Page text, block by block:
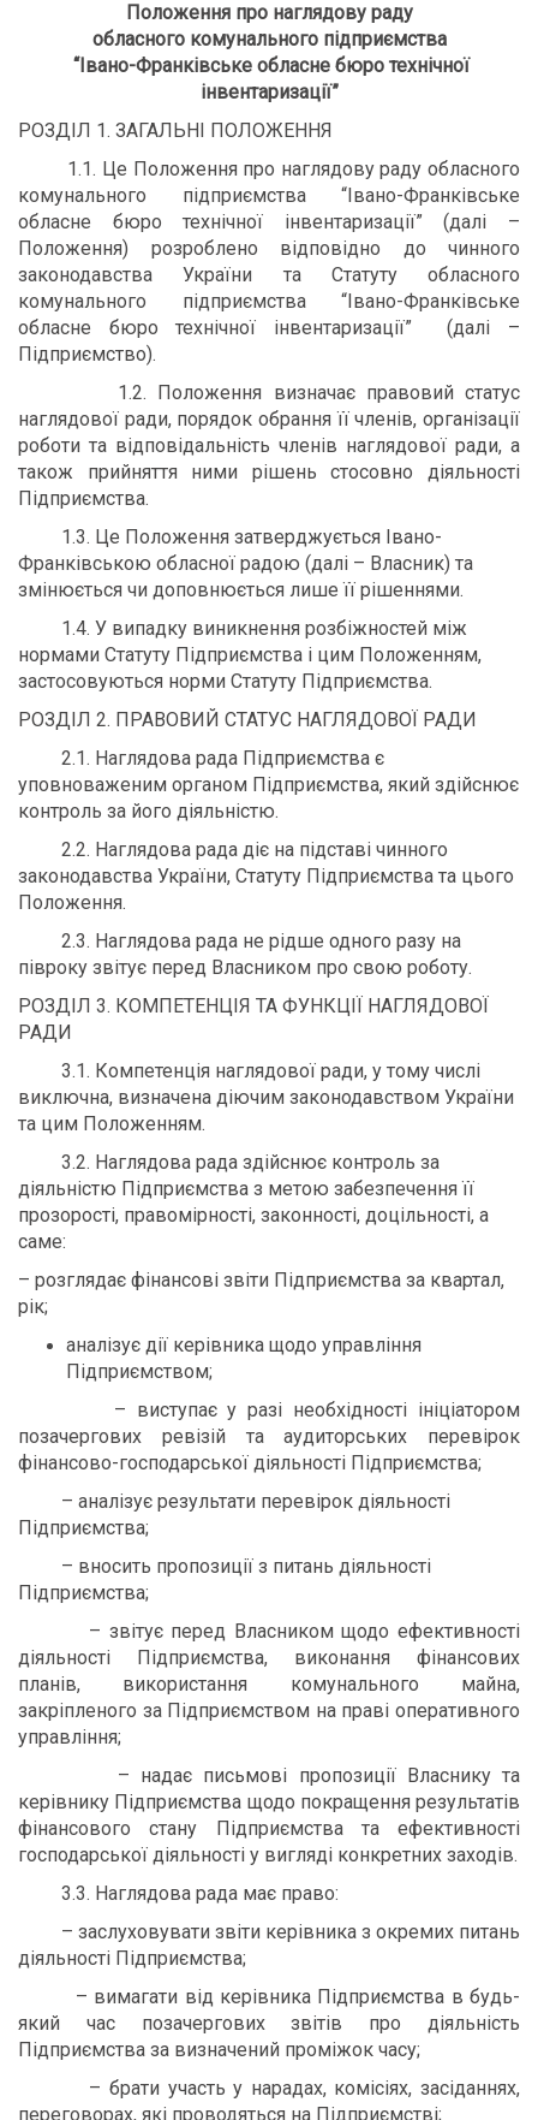
Положення про наглядову раду
обласного комунального підприємства
“Івано-Франківське обласне бюро технічної
інвентаризації”
РОЗДІЛ 1. ЗАГАЛЬНІ ПОЛОЖЕННЯ
1.1. Це Положення про наглядову раду обласного
комунального підприємства “Івано-Франківське
обласне бюро технічної інвентаризації” (далі –
Положення) розроблено відповідно до чинного
законодавства України та Статуту обласного
комунального підприємства “Івано-Франківське
обласне бюро технічної інвентаризації” (далі –
Підприємство).
1.2. Положення визначає правовий статус
наглядової ради, порядок обрання її членів, організації
роботи та відповідальність членів наглядової ради, а
також прийняття ними рішень стосовно діяльності
Підприємства.
1.3. Це Положення затверджується Івано-
Франківською обласної радою (далі – Власник) та
змінюється чи доповнюється лише її рішеннями.
1.4. У випадку виникнення розбіжностей між
нормами Статуту Підприємства і цим Положенням,
застосовуються норми Статуту Підприємства.
РОЗДІЛ 2. ПРАВОВИЙ СТАТУС НАГЛЯДОВОЇ РАДИ
2.1. Наглядова рада Підприємства є
уповноваженим органом Підприємства, який здійснює
контроль за його діяльністю.
2.2. Наглядова рада діє на підставі чинного
законодавства України, Статуту Підприємства та цього
Положення.
2.3. Наглядова рада не рідше одного разу на
півроку звітує перед Власником про свою роботу.
РОЗДІЛ 3. КОМПЕТЕНЦІЯ ТА ФУНКЦІЇ НАГЛЯДОВОЇ
РАДИ
3.1. Компетенція наглядової ради, у тому числі
виключна, визначена діючим законодавством України
та цим Положенням.
3.2. Наглядова рада здійснює контроль за
діяльністю Підприємства з метою забезпечення її
прозорості, правомірності, законності, доцільності, а
саме:
– розглядає фінансові звіти Підприємства за квартал,
рік;
аналізує дії керівника щодо управління
Підприємством;
– виступає у разі необхідності ініціатором
позачергових ревізій та аудиторських перевірок
фінансово-господарської діяльності Підприємства;
– аналізує результати перевірок діяльності
Підприємства;
– вносить пропозиції з питань діяльності
Підприємства;
– звітує перед Власником щодо ефективності
діяльності Підприємства, виконання фінансових
планів, використання комунального майна,
закріпленого за Підприємством на праві оперативного
управління;
– надає письмові пропозиції Власнику та
керівнику Підприємства щодо покращення результатів
фінансового стану Підприємства та ефективності
господарської діяльності у вигляді конкретних заходів.
3.3. Наглядова рада має право:
– заслуховувати звіти керівника з окремих питань
діяльності Підприємства;
– вимагати від керівника Підприємства в будь-
який час позачергових звітів про діяльність
Підприємства за визначений проміжок часу;
– брати участь у нарадах, комісіях, засіданнях,
переговорах, які проводяться на Підприємстві;